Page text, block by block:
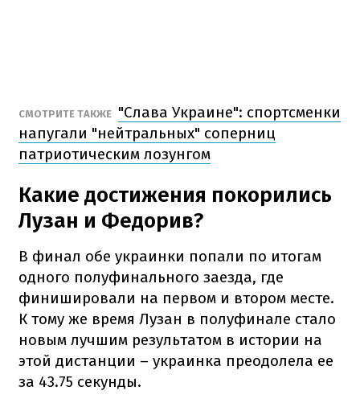
СМОТРИТЕ ТАКЖЕ "Слава Украине": спортсменки
напугали "нейтральных" соперниц
патриотическим лозунгом
Какие достижения покорились
Лузан и Федорив?
В финал обе украинки попали по итогам
одного полуфинального заезда, где
финишировали на первом и втором месте.
К тому же время Лузан в полуфинале стало
новым лучшим результатом в истории на
этой дистанции – украинка преодолела ее
за 43.75 секунды.